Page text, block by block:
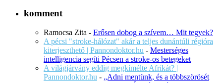
komment
Ramocsa Zita - Erősen dobog a szívem… Mit tegyek?
A pécsi "stroke-hálózat" akár a teljes dunántúli régióra
kiterjeszthető | Pannondoktor.hu - Mesterséges
intelligencia segíti Pécsen a stroke-os betegeket
A világjárvány eddig megkímélte Afrikát? |
Pannondoktor.hu - „Adni mentünk, és a többszörösét